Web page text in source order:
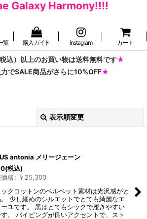
Galaxy Harmony!!!!
覧 購入ガイド instagram カート
）以上のお買い物は送料無料です
でSALE商品がさらに10%OFF
表示順変更
絞り込む
antonia メリージェーン
(税込)
格: ￥ 25,300
クコットンのベルベット素材は光沢感がと
少し細めのシルエットでとても綺麗なエ
ーユです。 黒はとてもシックで履きやすい
。 パイピングが良いアクセントで、スト